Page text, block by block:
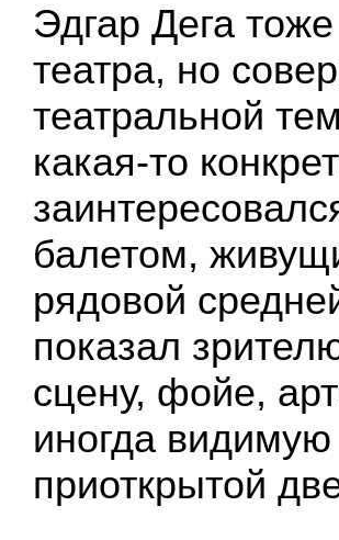
Эдгар Дега
театра, но
театральной
какая-то
балетом,
рядовой
показал
сцену, фойе,
иногда
приоткрытой